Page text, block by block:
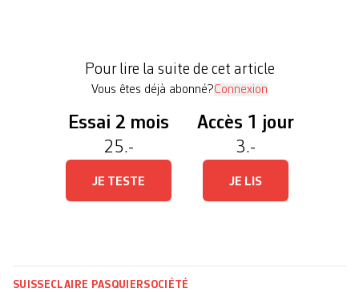
personnes commencent […]
Pour lire la suite de cet article
Vous êtes déjà abonné?Connexion
Essai 2 mois
25.-
JE TESTE
Accès 1 jour
3.-
JE LIS
SUISSECLAIRE PASQUIERSOCIÉTÉ